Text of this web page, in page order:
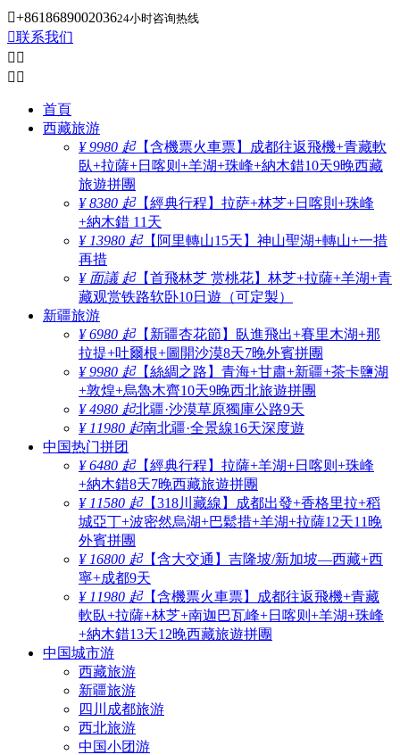
+861868900203624小时咨询热线
联系我们
 
 
首頁
西藏旅游
¥ 9980 起【含機票火車票】成都往返飛機+青藏軟
臥+拉薩+日喀则+羊湖+珠峰+納木錯10天9晚西藏
旅遊拼團
¥ 8380 起【經典行程】拉萨+林芝+日喀則+珠峰
+納木錯 11天
¥ 13980 起【阿里轉山15天】神山聖湖+轉山+一措
再措
¥ 面議 起【首飛林芝 赏桃花】林芝+拉薩+羊湖+青
藏观赏铁路软卧10日遊（可定製）
新疆旅游
¥ 6980 起【新疆杏花節】臥進飛出+賽里木湖+那
拉提+吐爾根+圖開沙漠8天7晚外賓拼團
¥ 9980 起【絲綢之路】青海+甘肅+新疆+茶卡鹽湖
+敦煌+烏魯木齊10天9晚西北旅遊拼團
¥ 4980 起北疆·沙漠草原獨庫公路9天
¥ 11980 起南北疆·全景線16天深度遊
中国热门拼团
¥ 6480 起【經典行程】拉薩+羊湖+日喀则+珠峰
+納木錯8天7晚西藏旅遊拼團
¥ 11580 起【318川藏線】成都出發+香格里拉+稻
城亞丁+波密然烏湖+巴鬆措+羊湖+拉薩12天11晚
外賓拼團
¥ 16800 起【含大交通】吉隆坡/新加坡—西藏+西
寧+成都9天
¥ 11980 起【含機票火車票】成都往返飛機+青藏
軟臥+拉薩+林芝+南迦巴瓦峰+日喀则+羊湖+珠峰
+納木錯13天12晚西藏旅遊拼團
中国城市游
西藏旅游
新疆旅游
四川成都旅游
西北旅游
中国小团游